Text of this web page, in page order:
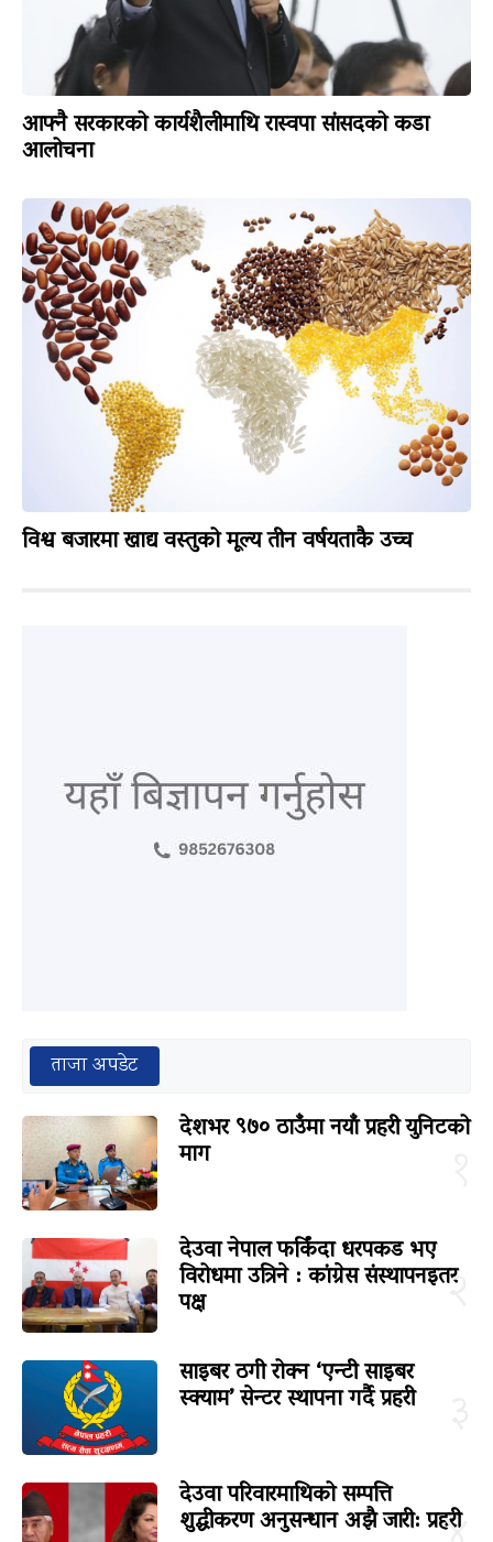
आफ्नै सरकारको कार्यशैलीमाथि रास्वपा सांसदको कडा
आलोचना
विश्व बजारमा खाद्य वस्तुको मूल्य तीन वर्षयताकै उच्च
ताजा अपडेट
देशभर ९७० ठाउँमा नयाँ प्रहरी युनिटको
माग
२
देउवा नेपाल फर्किंदा धरपकड भए
विरोधमा उत्रिने : कांग्रेस संस्थापनइतर
पक्ष
साइबर ठगी रोक्न ‘एन्टी साइबर
स्क्याम’ सेन्टर स्थापना गर्दै प्रहरी
देउवा परिवारमाथिको सम्पत्ति
शुद्धीकरण अनुसन्धान अझै जारी: प्रहरी